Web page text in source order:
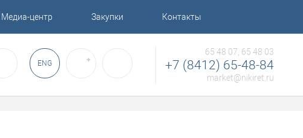
Медиа-центр Закупки Контакты
ENG ✚
65 48 07, 65 48 03
+7 (8412) 65-48-84
market@nikiret.ru